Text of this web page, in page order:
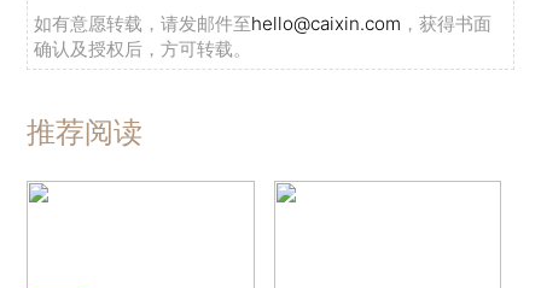
如有意愿转载，请发邮件至hello@caixin.com ，获得书面
确认及授权后，方可转载。
推荐阅读